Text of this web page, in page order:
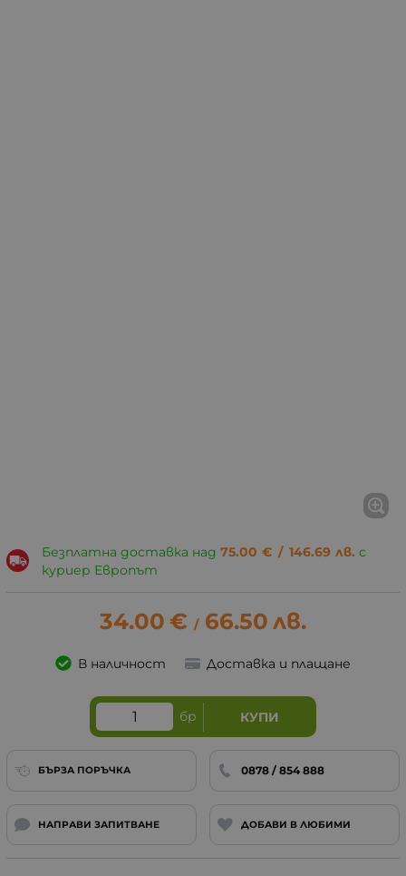
Безплатна доставка над 75.00 € / 146.69 лв. с
куриер Европът
34.00 € / 66.50 лв.
В наличност Доставка и плащане
бр КУПИ
БЪРЗА ПОРЪЧКА 0878 / 854 888
НАПРАВИ ЗАПИТВАНЕ ДОБАВИ В ЛЮБИМИ